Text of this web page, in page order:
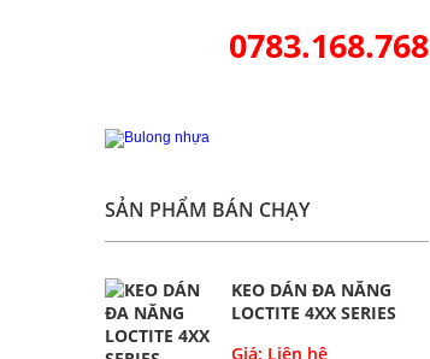
0783.168.768
SẢN PHẨM BÁN CHẠY
KEO DÁN ĐA NĂNG
LOCTITE 4XX SERIES
Giá: Liên hệ